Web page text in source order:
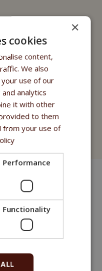
×
cookies
content,
We also
use of our
analytics
it with other
to them
from your use of
Performance
Functionality